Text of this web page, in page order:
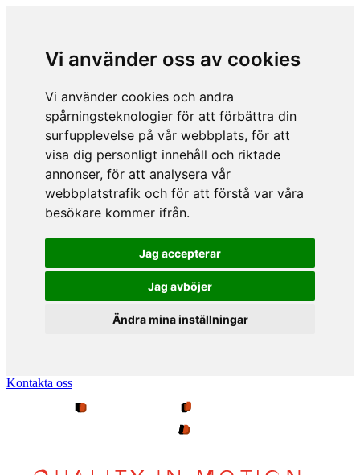
Vi använder oss av cookies
Vi använder cookies och andra
spårningsteknologier för att förbättra din
surfupplevelse på vår webbplats, för att
visa dig personligt innehåll och riktade
annonser, för att analysera vår
webbplatstrafik och för att förstå var våra
besökare kommer ifrån.
Jag accepterar
Jag avböjer
Ändra mina inställningar
Hoppa
Kontakta oss